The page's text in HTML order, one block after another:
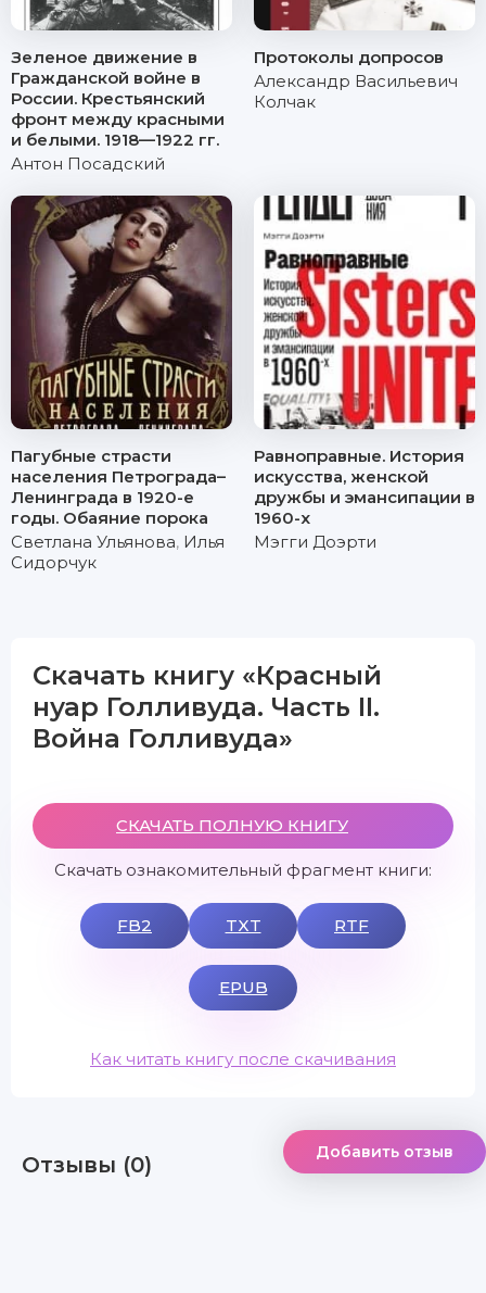
Зеленое движение в
Гражданской войне в
России. Крестьянский
фронт между красными
и белыми. 1918—1922 гг.
Антон Посадский
Протоколы допросов
Александр Васильевич
Колчак
Пагубные страсти
населения Петрограда–
Ленинграда в 1920-е
годы. Обаяние порока
Светлана Ульянова, Илья
Сидорчук
Равноправные. История
искусства, женской
дружбы и эмансипации в
1960-х
Мэгги Доэрти
Скачать книгу «Красный
нуар Голливуда. Часть II.
Война Голливуда»
СКАЧАТЬ ПОЛНУЮ КНИГУ
Скачать ознакомительный фрагмент книги:
FB2 TXT RTF
EPUB
Как читать книгу после скачивания
Отзывы (0) Добавить отзыв